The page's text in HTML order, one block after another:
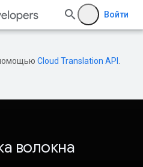
Войти
Cloud Translation API
волокна